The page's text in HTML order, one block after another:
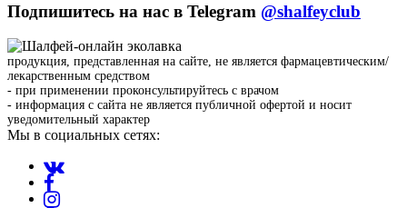
Подпишитесь на нас в Telegram @shalfeyclub
продукция, представленная на сайте, не является фармацевтическим/
лекарственным средством
- при применении проконсультируйтесь с врачом
- информация с сайта не является публичной офертой и носит
уведомительный характер
Мы в социальных сетях: